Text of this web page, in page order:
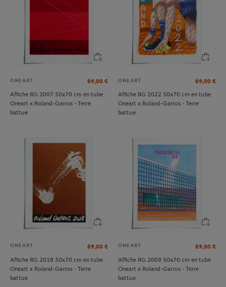
ONEART 69,00 €
Affiche RG 2007 50x70 cm en tube
Oneart x Roland-Garros - Terre
battue
ONEART 69,00 €
Affiche RG 2022 50x70 cm en tube
Oneart x Roland-Garros - Terre
battue
ONEART 69,00 €
Affiche RG 2018 50x70 cm en tube
Oneart x Roland-Garros - Terre
battue
ONEART 69,00 €
Affiche RG 2009 50x70 cm en tube
Oneart x Roland-Garros - Terre
battue